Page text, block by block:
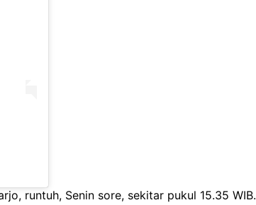
runtuh, Senin sore, sekitar pukul 15.35 WIB.